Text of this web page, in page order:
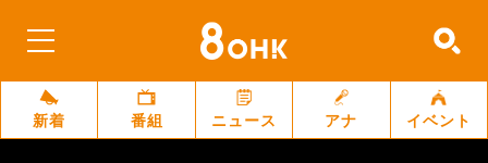
新着 番組 ニュース アナ イベント